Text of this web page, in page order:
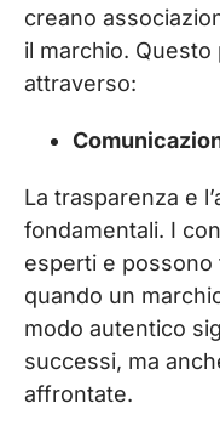
creano
il marchio.
attraverso:
La trasparenza e
fondamentali. I
esperti e
quando un
modo autentico
successi, ma
affrontate.